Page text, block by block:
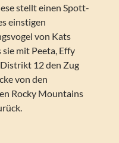
stellt einen Spott-
einstigen
von Kats
mit Peeta, Effy
12 den Zug
von den
Rocky Mountains